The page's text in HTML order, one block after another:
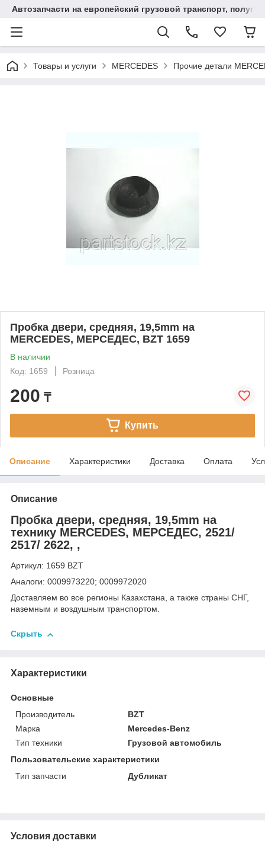
Автозапчасти на европейский грузовой транспорт,
Товары и услуги MERCEDES Прочие детали
Пробка двери, средняя, 19,5mm на
MERCEDES, МЕРСЕДЕС, BZT 1659
В наличии
Код: 1659
Розница
200 ₸
Купить
Описание Характеристики Доставка Оплата
Описание
Пробка двери, средняя, 19,5mm на
технику MERCEDES, МЕРСЕДЕС, 2521/
2517/ 2622, ,
Артикул: 1659 BZT
Аналоги: 0009973220; 0009972020
Доставляем во все регионы Казахстана, а также страны СНГ,
наземным и воздушным транспортом.
Скрыть
Характеристики
Основные
Производитель
BZT
Марка
Mercedes-Benz
Тип техники
Грузовой автомобиль
Пользовательские характеристики
Тип запчасти
Дубликат
Условия доставки